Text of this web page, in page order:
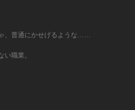
、普通にかせげるような……
い職業。